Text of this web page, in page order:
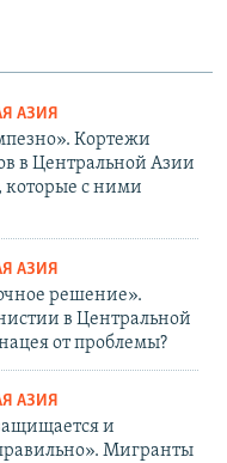
АЗИЯ
Кортежи
в Центральной Азии
которые с ними
АЗИЯ
решение».
в Центральной
от проблемы?
АЗИЯ
и
Мигранты